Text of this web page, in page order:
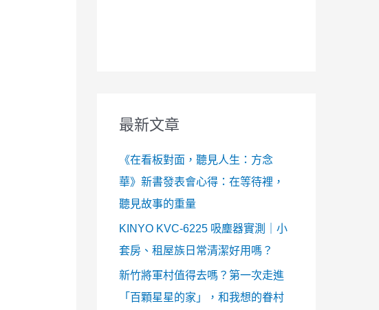
最新文章
《在看板對面，聽見人生：方念
華》新書發表會心得：在等待裡，
聽見故事的重量
KINYO KVC-6225 吸塵器實測｜小
套房、租屋族日常清潔好用嗎？
新竹將軍村值得去嗎？第一次走進
「百顆星星的家」，和我想的眷村